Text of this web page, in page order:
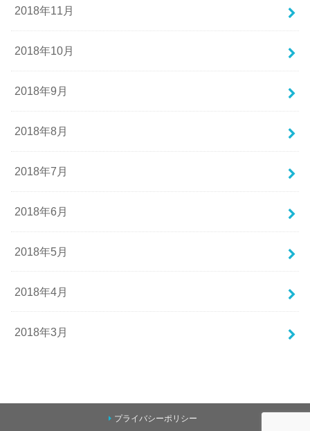
2018年11月
2018年10月
2018年9月
2018年8月
2018年7月
2018年6月
2018年5月
2018年4月
2018年3月
プライバシーポリシー